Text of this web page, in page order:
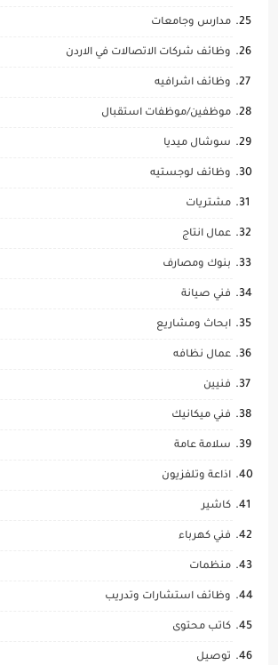
مدارس وجامعات
وظائف شركات الاتصالات في الاردن
وظائف اشرافيه
موظفين/موظفات استقبال
سوشال ميديا
وظائف لوجستيه
مشتريات
عمال انتاج
بنوك ومصارف
فني صيانة
ابحاث ومشاريع
عمال نظافه
فنيين
فني ميكانيك
سلامة عامة
اذاعة وتلفزيون
كاشير
فني كهرباء
منظمات
وظائف استشارات وتدريب
كاتب محتوى
توصيل